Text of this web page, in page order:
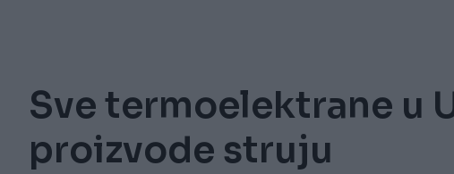
Sve termoelektrane u
proizvode struju